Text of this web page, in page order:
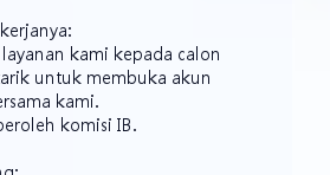
kami kepada calon
untuk membuka akun
kami.
komisi IB.